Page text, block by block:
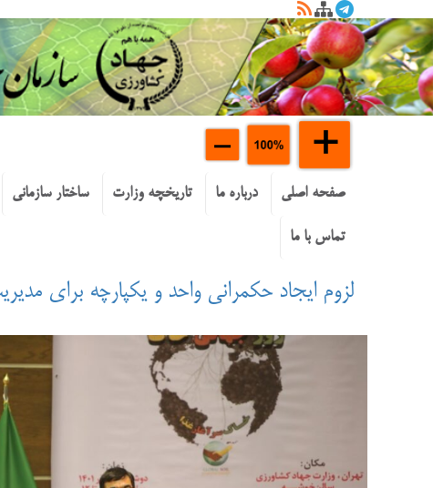
صفحه اصلی درباره ما تاریخچه وزارت ساختار سازمانی
تماس با ما
لزوم ایجاد حکمرانی واحد و یکپارچه برای